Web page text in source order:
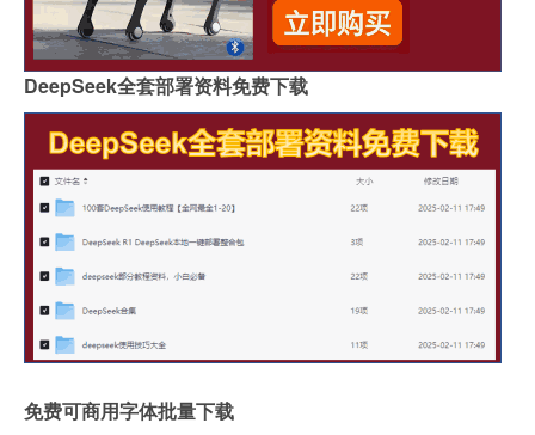
DeepSeek全套部署资料免费下载
免费可商用字体批量下载